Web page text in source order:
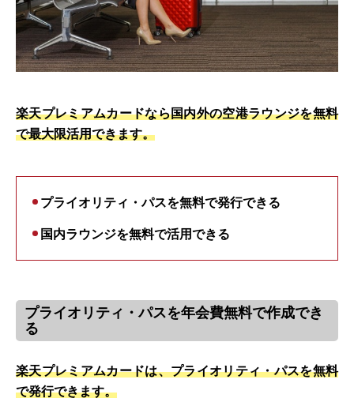
楽天プレミアムカードなら国内外の空港ラウンジを無料
で最大限活用できます。
プライオリティ・パスを無料で発行できる
国内ラウンジを無料で活用できる
プライオリティ・パスを年会費無料で作成でき
る
楽天プレミアムカードは、プライオリティ・パスを無料
で発行できます。